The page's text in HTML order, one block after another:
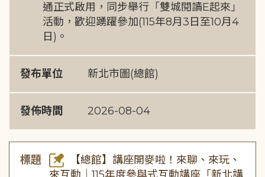
通正式啟用，同步舉行「雙城閱讀E起來」
活動，歡迎踴躍參加(115年8月3日至10月4
日)。
發布單位 新北市圖(總館)
發佈時間 2026-08-04
標題
【總館】講座開麥啦！來聊、來玩、